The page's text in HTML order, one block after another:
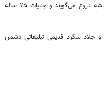
دشمن را نخورد؛ رسانه‌های غربی مثل همیشه دروغ می‌گویند و جنایات ۷۵ ساله
شگرد قدیمی تبلیغاتی دشمن